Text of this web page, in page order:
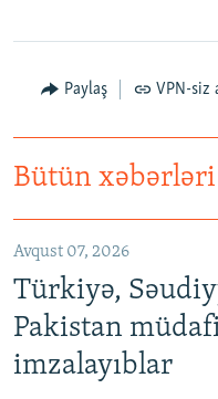
Paylaş VPN-siz
Bütün
Avqust 07, 2026
Türkiyə,
Pakistan
imzalayıblar